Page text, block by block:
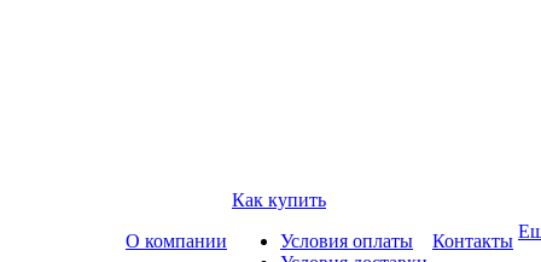
О компании
Как купить
Условия оплаты
Контакты